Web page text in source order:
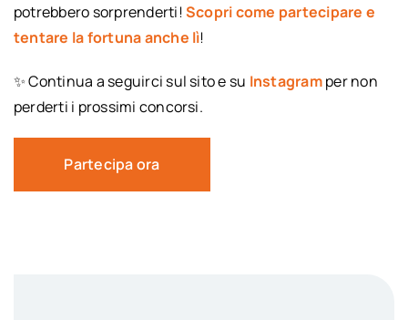
potrebbero sorprenderti!Scopri come partecipare e
tentare la fortuna anche lì!
✨ Continua a seguirci sul sitoe su Instagrampernon
perderti i prossimi concorsi.
Partecipa ora